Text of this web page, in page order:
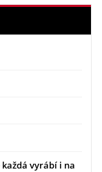
vyrábí i na